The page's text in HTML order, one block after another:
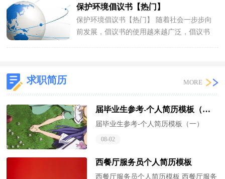
保护环境倡议书【热门】
保护环境倡议书【热门】 随着社会一步步向
前发展，倡议书的使用越来越广泛，倡议书
求职简历 MORE
届毕业生参考-个人简历模板（一）
届毕业生参考-个人简历模板（一）
个人简历 个人概况:
____________...
08-02
西餐厅服务员个人简历模板
西餐厅服务员个人简历模板 西餐厅服务